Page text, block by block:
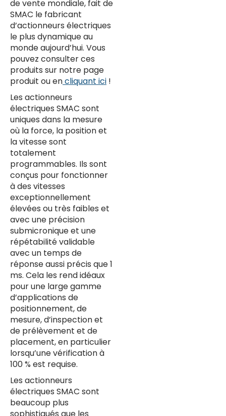
de vente mondiale, fait de
SMAC le fabricant
d’actionneurs électriques
le plus dynamique au
monde aujourd’hui. Vous
pouvez consulter ces
produits sur notre page
produit ou encliquant ici !
Les actionneurs
électriques SMAC sont
uniques dans la mesure
où la force, la position et
la vitesse sont
totalement
programmables. Ils sont
conçus pour fonctionner
à des vitesses
exceptionnellement
élevées ou très faibles et
avec une précision
submicronique et une
répétabilité validable
avec un temps de
réponse aussi précis que 1
ms. Cela les rend idéaux
pour une large gamme
d’applications de
positionnement, de
mesure, d’inspection et
de prélèvement et de
placement, en particulier
lorsqu’une vérification à
100 % est requise.
Les actionneurs
électriques SMAC sont
beaucoup plus